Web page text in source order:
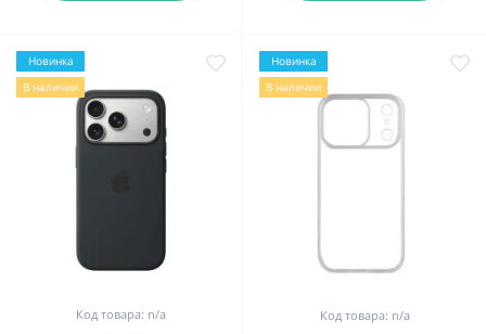
Новинка
В наличии
Код товара: n/a
Новинка
В наличии
Код товара: n/a